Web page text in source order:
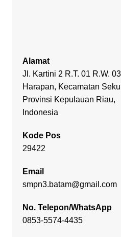
Alamat
Jl. Kartini 2 R.T. 01 R.W.
Harapan, Kecamatan
Provinsi Kepulauan Riau,
Indonesia
Kode Pos
29422
Email
smpn3.batam@gmail.com
No. Telepon/WhatsApp
0853-5574-4435